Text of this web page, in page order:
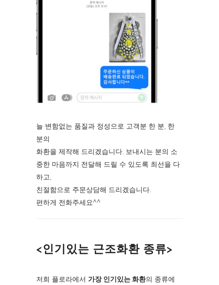
늘 변함없는 품질과 정성으로 고객분 한 분, 한
분의
화환을 제작해 드리겠습니다. 보내시는 분의 소
중한 마음까지 전달해 드릴 수 있도록 최선을 다
하고,
친절함으로 주문상담해 드리겠습니다.
편하게 전화주세요^^
<인기있는 근조화환 종류>
저희 플로라에서 가장 인기있는 화환의 종류에